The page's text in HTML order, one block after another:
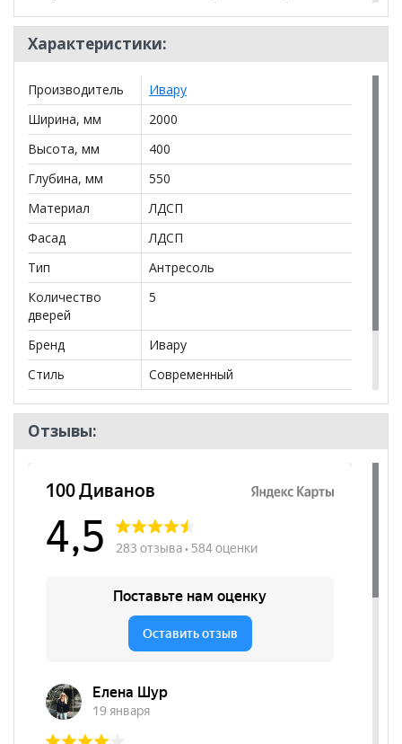
**Цены на официальном сайте
действительны только для интернет-магазинаи
могут отличаться от цен в розничных магазинах-
салонах сети!
Характеристики:
Производитель
Ивару
Ширина, мм
2000
Высота, мм
400
Глубина, мм
550
Материал
ЛДСП
Фасад
ЛДСП
Тип
Антресоль
Количество
дверей
5
Бренд
Ивару
Стиль
Современный
Комната
Спальня
Пол
Отзывы: